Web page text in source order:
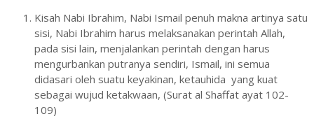
Kisah Nabi Ibrahim, Nabi Ismail penuh makna artinya satu
sisi, Nabi Ibrahim harus melaksanakan perintah Allah,
pada sisi lain, menjalankan perintah dengan harus
mengurbankan putranya sendiri, Ismail, ini semua
didasari oleh suatu keyakinan, ketauhida yang kuat
sebagai wujud ketakwaan, (Surat al Shaffat ayat 102-
109)